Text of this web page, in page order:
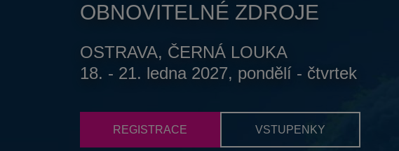
OBNOVITELNÉ ZDROJE
OSTRAVA, ČERNÁ LOUKA
18. - 21. ledna 2027, pondělí - čtvrtek
REGISTRACE VSTUPENKY